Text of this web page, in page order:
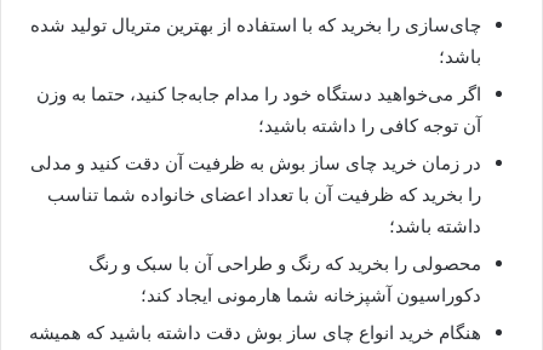
چای‌سازی را بخرید که با استفاده از بهترین متریال تولید شده
باشد؛
اگر می‌خواهید دستگاه خود را مدام جابه‌جا کنید، حتما به وزن
آن توجه کافی را داشته باشید؛
در زمان خرید چای ساز بوش به ظرفیت آن دقت کنید و مدلی
را بخرید که ظرفیت آن با تعداد اعضای خانواده شما تناسب
داشته باشد؛
محصولی را بخرید که رنگ و طراحی آن با سبک و رنگ
دکوراسیون آشپزخانه شما هارمونی ایجاد کند؛
هنگام خرید انواع چای ساز بوش دقت داشته باشید که همیشه